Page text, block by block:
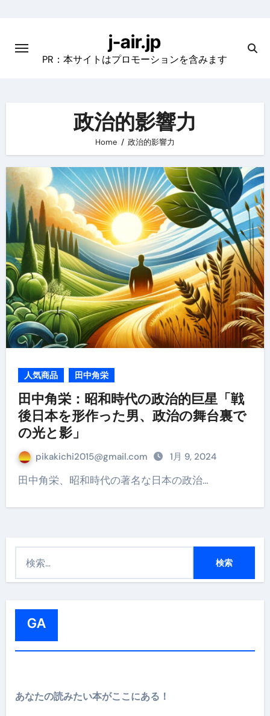
content
j-air.jp
PR：本サイトはプロモーションを含みます
政治的影響力
Home 政治的影響力
人気商品 田中角栄
田中角栄：昭和時代の政治的巨星「戦
後日本を形作った男、政治の舞台裏で
の光と影」
pikakichi2015@gmail.com 1月 9, 2024
田中角栄、昭和時代の著名な日本の政治…
GA
あなたの読みたい本がここにある！